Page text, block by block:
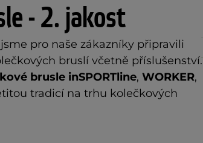
- 2. jakost
jsme pro naše zákazníky připravili
bruslí včetně příslušenství.
brusle inSPORTline, WORKER,
tradicí na trhu kolečkových